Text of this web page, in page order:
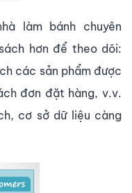
làm bánh chuyên
hơn để theo dõi:
các sản phẩm được
đơn đặt hàng, v.v.
cơ sở dữ liệu càng